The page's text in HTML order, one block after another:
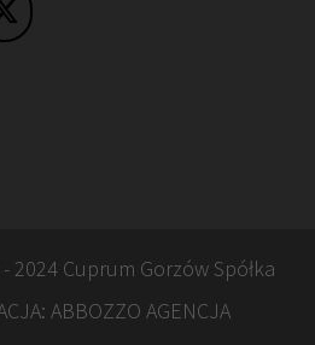
2024 Cuprum Gorzów Spółka
ABBOZZO AGENCJA